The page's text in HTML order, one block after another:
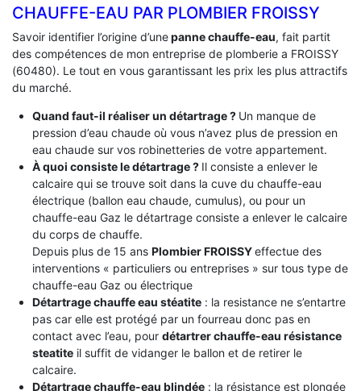
CHAUFFE-EAU PAR PLOMBIER FROISSY
Savoir identifier l’origine d’unepanne chauffe-eau, fait partit
des compétences de mon entreprise de plomberie a FROISSY
(60480). Le tout en vous garantissant les prix les plus attractifs
du marché.
Quand faut-il réaliser un détartrage ? Un manque de
pression d’eau chaude où vous n’avez plus de pression en
eau chaude sur vos robinetteries de votre appartement.
À quoi consiste le détartrage ? Il consiste a enlever le
calcaire qui se trouve soit dans la cuve du chauffe-eau
électrique (ballon eau chaude, cumulus), ou pour un
chauffe-eau Gaz le détartrage consiste a enlever le calcaire
du corps de chauffe.
Depuis plus de 15 ans Plombier FROISSYeffectue des
interventions « particuliers ou entreprises » sur tous type de
chauffe-eau Gaz ou électrique
Détartrage chauffe eau stéatite: la resistance ne s’entartre
pas car elle est protégé par un fourreau donc pas en
contact avec l’eau, pour détartrer chauffe-eau résistance
steatiteil suffit de vidanger le ballon et de retirer le
calcaire.
Détartrage chauffe-eau blindée: la résistance est plongée